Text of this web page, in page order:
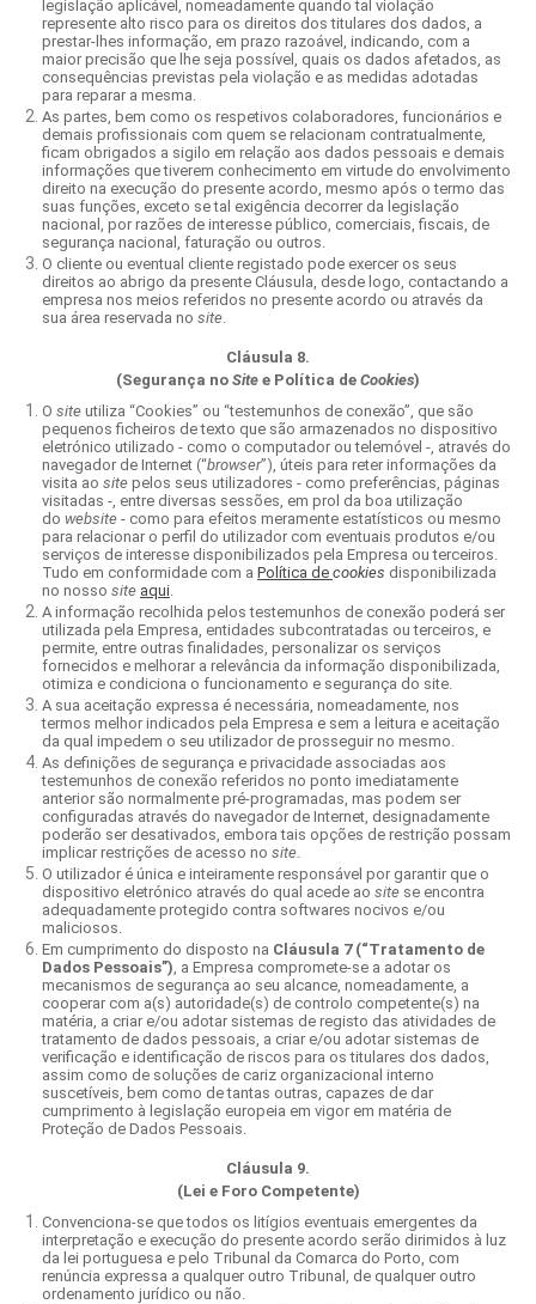
legislação aplicável, nomeadamente quando tal violação
represente alto risco para os direitos dos titulares dos dados, a
prestar-lhes informação, em prazo razoável, indicando, com a
maior precisão que lhe seja possível, quais os dados afetados, as
consequências previstas pela violação e as medidas adotadas
para reparar a mesma.
As partes, bem como os respetivos colaboradores, funcionários e
demais profissionais com quem se relacionam contratualmente,
ficam obrigados a sigilo em relação aos dados pessoais e demais
informações que tiverem conhecimento em virtude do envolvimento
direito na execução do presente acordo, mesmo após o termo das
suas funções, exceto se tal exigência decorrer da legislação
nacional, por razões de interesse público, comerciais, fiscais, de
segurança nacional, faturação ou outros.
O cliente ou eventual cliente registado pode exercer os seus
direitos ao abrigo da presente Cláusula, desde logo, contactando a
empresa nos meios referidos no presente acordo ou através da
sua área reservada no site
Cláusula 8.
(Segurança no Site e Política de Cookies)
O site utiliza “Cookies” ou “testemunhos de conexão”, que são
pequenos ficheiros de texto que são armazenados no dispositivo
eletrónico utilizado - como o computador ou telemóvel -, através do
navegador de Internet (“browser”), úteis para reter informações da
visita ao site pelos seus utilizadores - como preferências, páginas
visitadas -, entre diversas sessões, em prol da boa utilização
do website - como para efeitos meramente estatísticos ou mesmo
para relacionar o perfil do utilizador com eventuais produtos e/ou
serviços de interesse disponibilizados pela Empresa ou terceiros.
Tudo em conformidade com a Política de cookies disponibilizada
no nosso site aqui
A informação recolhida pelos testemunhos de conexão poderá ser
utilizada pela Empresa, entidades subcontratadas ou terceiros, e
permite, entre outras finalidades, personalizar os serviços
fornecidos e melhorar a relevância da informação disponibilizada,
otimiza e condiciona o funcionamento e segurança do site.
A sua aceitação expressa é necessária, nomeadamente, nos
termos melhor indicados pela Empresa e sem a leitura e aceitação
da qual impedem o seu utilizador de prosseguir no mesmo.
As definições de segurança e privacidade associadas aos
testemunhos de conexão referidos no ponto imediatamente
anterior são normalmente pré-programadas, mas podem ser
configuradas através do navegador de Internet, designadamente
poderão ser desativados, embora tais opções de restrição possam
implicar restrições de acesso no site
O utilizador é única e inteiramente responsável por garantir que o
dispositivo eletrónico através do qual acede ao site se encontra
adequadamente protegido contra softwares nocivos e/ou
maliciosos.
Em cumprimento do disposto na Cláusula 7 (“Tratamento de
Dados Pessoais”) , a Empresa compromete-se a adotar os
mecanismos de segurança ao seu alcance, nomeadamente, a
cooperar com a(s) autoridade(s) de controlo competente(s) na
matéria, a criar e/ou adotar sistemas de registo das atividades de
tratamento de dados pessoais, a criar e/ou adotar sistemas de
verificação e identificação de riscos para os titulares dos dados,
assim como de soluções de cariz organizacional interno
suscetíveis, bem como de tantas outras, capazes de dar
cumprimento à legislação europeia em vigor em matéria de
Proteção de Dados Pessoais.
Cláusula 9.
(Lei e Foro Competente)
Convenciona-se que todos os litígios eventuais emergentes da
interpretação e execução do presente acordo serão dirimidos à luz
da lei portuguesa e pelo Tribunal da Comarca do Porto, com
renúncia expressa a qualquer outro Tribunal, de qualquer outro
ordenamento jurídico ou não.